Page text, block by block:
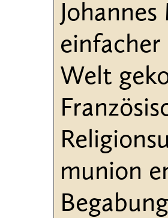
einfacher
Welt
munion